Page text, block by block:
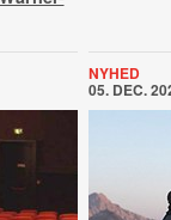
NYHED
05. DEC.